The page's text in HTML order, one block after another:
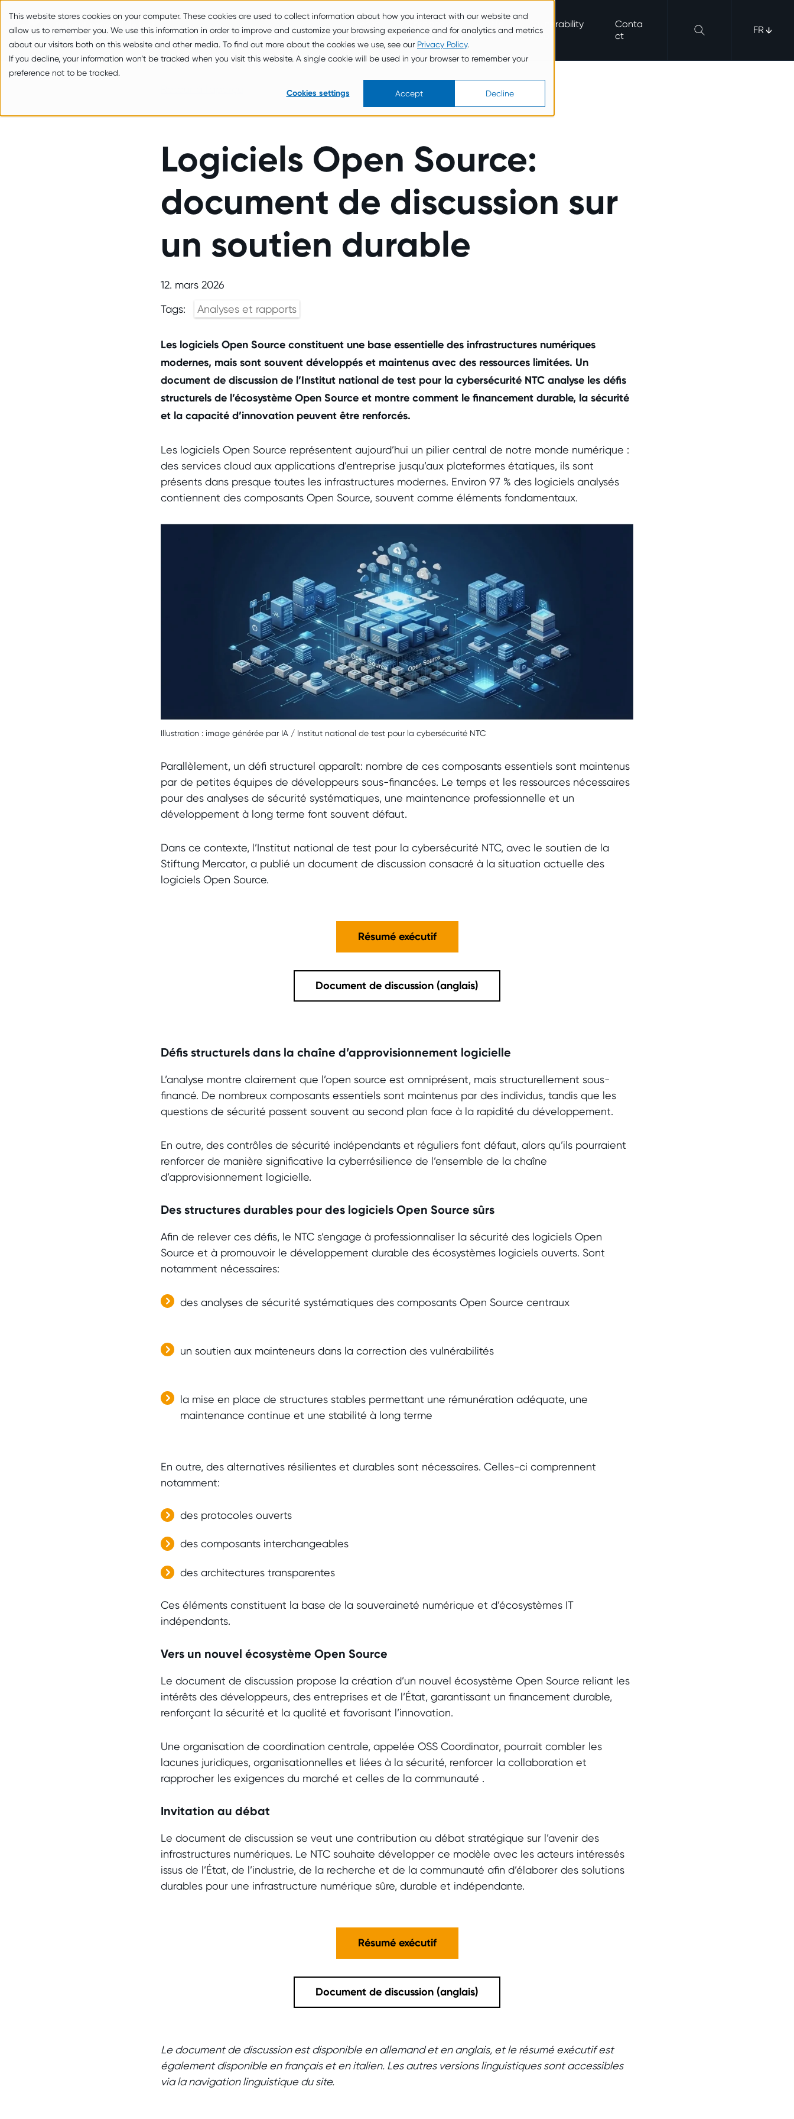
This website stores cookies on your computer. These cookies are used to collect information about how you interact with our website and
allow us to remember you. We use this information in order to improve and customize your browsing experience and for analytics and metrics
about our visitors both on this website and other media. To find out more about the cookies we use, see our Privacy Policy.
If you decline, your information won’t be tracked when you visit this website. A single cookie will be used in your browser to remember your
preference not to be tracked.
Cookies settings Accept Decline
FR
es
nous
ws
Vulnerability
Hub
Conta
ct
Logiciels Open Source:
document de discussion sur
un soutien durable
12. mars 2026
Tags:
Analyses et rapports
Les logiciels Open Source constituent une base essentielle des infrastructures numériques
modernes, mais sont souvent développés et maintenus avec des ressources limitées. Un
document de discussion de l’Institut national de test pour la cybersécurité NTC analyse les défis
structurels de l’écosystème Open Source et montre comment le financement durable, la sécurité
et la capacité d’innovation peuvent être renforcés.
Les logiciels Open Source représentent aujourd’hui un pilier central de notre monde numérique :
des services cloud aux applications d’entreprise jusqu’aux plateformes étatiques, ils sont
présents dans presque toutes les infrastructures modernes. Environ 97 % des logiciels analysés
contiennent des composants Open Source, souvent comme éléments fondamentaux.
Illustration : image générée par IA / Institut national de test pour la cybersécurité NTC
Parallèlement, un défi structurel apparaît: nombre de ces composants essentiels sont maintenus
par de petites équipes de développeurs sous-financées. Le temps et les ressources nécessaires
pour des analyses de sécurité systématiques, une maintenance professionnelle et un
développement à long terme font souvent défaut.
Dans ce contexte, l’Institut national de test pour la cybersécurité NTC, avec le soutien de la
Stiftung Mercator, a publié un document de discussion consacré à la situation actuelle des
logiciels Open Source.
Résumé exécutif
Document de discussion (anglais)
Défis structurels dans la chaîne d’approvisionnement logicielle
L’analyse montre clairement que l’open source est omniprésent, mais structurellement sous-
financé. De nombreux composants essentiels sont maintenus par des individus, tandis que les
questions de sécurité passent souvent au second plan face à la rapidité du développement.
En outre, des contrôles de sécurité indépendants et réguliers font défaut, alors qu’ils pourraient
renforcer de manière significative la cyberrésilience de l’ensemble de la chaîne
d’approvisionnement logicielle.
Des structures durables pour des logiciels Open Source sûrs
Afin de relever ces défis, le NTC s’engage à professionnaliser la sécurité des logiciels Open
Source et à promouvoir le développement durable des écosystèmes logiciels ouverts. Sont
notamment nécessaires:
des analyses de sécurité systématiques des composants Open Source centraux
un soutien aux mainteneurs dans la correction des vulnérabilités
la mise en place de structures stables permettant une rémunération adéquate, une
maintenance continue et une stabilité à long terme
En outre, des alternatives résilientes et durables sont nécessaires. Celles-ci comprennent
notamment:
des protocoles ouverts
des composants interchangeables
des architectures transparentes
Ces éléments constituent la base de la souveraineté numérique et d’écosystèmes IT
indépendants.
Vers un nouvel écosystème Open Source
Le document de discussion propose la création d’un nouvel écosystème Open Source reliant les
intérêts des développeurs, des entreprises et de l’État, garantissant un financement durable,
renforçant la sécurité et la qualité et favorisant l’innovation.
Une organisation de coordination centrale, appelée OSS Coordinator, pourrait combler les
lacunes juridiques, organisationnelles et liées à la sécurité, renforcer la collaboration et
rapprocher les exigences du marché et celles de la communauté .
Invitation au débat
Le document de discussion se veut une contribution au débat stratégique sur l’avenir des
infrastructures numériques. Le NTC souhaite développer ce modèle avec les acteurs intéressés
issus de l’État, de l’industrie, de la recherche et de la communauté afin d’élaborer des solutions
durables pour une infrastructure numérique sûre, durable et indépendante.
Résumé exécutif
Document de discussion (anglais)
Le document de discussion est disponible en allemand et en anglais, et le résumé exécutif est
également disponible en français et en italien. Les autres versions linguistiques sont accessibles
via la navigation linguistique du site.